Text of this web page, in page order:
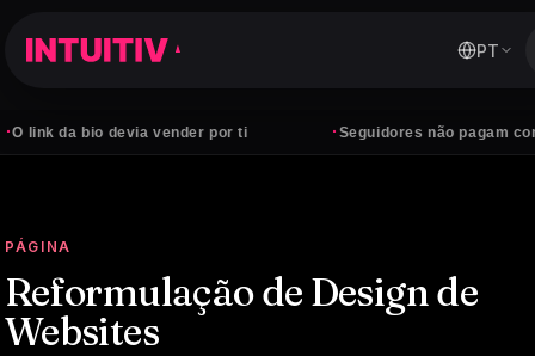
bio devia vender por ti Seguidores não pagam contas —
PT
PÁGINA
Reformulação de Design de
Websites